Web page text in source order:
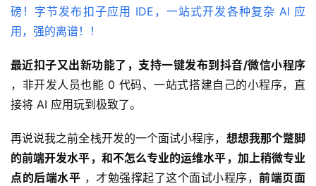
磅！字节发布扣子应用 IDE，一站式开发各种复杂 AI 应
用，强的离谱！！
最近扣子又出新功能了，支持一键发布到抖音/微信小程序
，非开发人员也能 0 代码、一站式搭建自己的小程序，直
接将 AI 应用玩到极致了。
再说说我之前全栈开发的一个面试小程序， 想想我那个蹩脚
的前端开发水平，和不怎么专业的运维水平，加上稍微专业
点的后端水平 ，才勉强撑起了这个面试小程序，前端页面